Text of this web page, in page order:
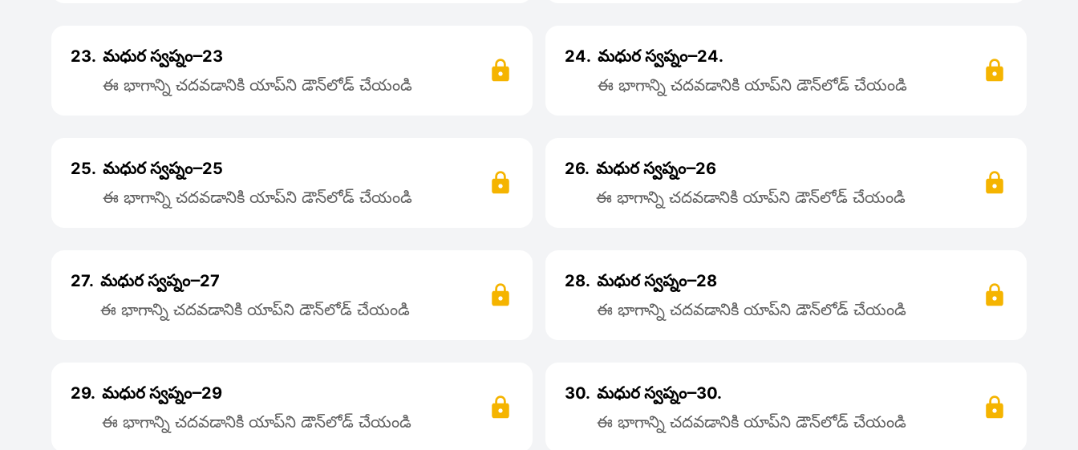
23. మధుర స్వప్నం౼23
ఈ భాగాన్ని చదవడానికి యాప్‌ని డౌన్‌లోడ్ చేయండి
24. మధుర స్వప్నం౼24.
ఈ భాగాన్ని చదవడానికి యాప్‌ని డౌన్‌లోడ్ చేయండి
25. మధుర స్వప్నం౼25
ఈ భాగాన్ని చదవడానికి యాప్‌ని డౌన్‌లోడ్ చేయండి
26. మధుర స్వప్నం౼26
ఈ భాగాన్ని చదవడానికి యాప్‌ని డౌన్‌లోడ్ చేయండి
27. మధుర స్వప్నం౼27
ఈ భాగాన్ని చదవడానికి యాప్‌ని డౌన్‌లోడ్ చేయండి
28. మధుర స్వప్నం౼28
ఈ భాగాన్ని చదవడానికి యాప్‌ని డౌన్‌లోడ్ చేయండి
29. మధుర స్వప్నం౼29
ఈ భాగాన్ని చదవడానికి యాప్‌ని డౌన్‌లోడ్ చేయండి
30. మధుర స్వప్నం౼30.
ఈ భాగాన్ని చదవడానికి యాప్‌ని డౌన్‌లోడ్ చేయండి